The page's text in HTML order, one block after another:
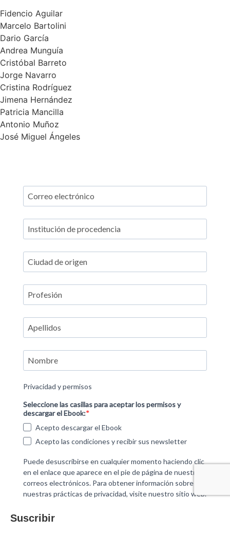
Fidencio Aguilar
Marcelo Bartolini
Dario García
Andrea Munguía
Cristóbal Barreto
Jorge Navarro
Cristina Rodríguez
Jimena Hernández
Patricia Mancilla
Antonio Muñoz
José Miguel Ángeles
Suscribir